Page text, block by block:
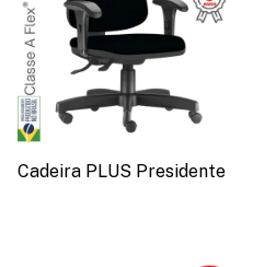
Cadeira PLUS Presidente